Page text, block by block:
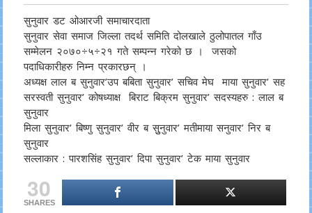
सुनुवार डट ओआरजी समाचारदाता
सुनुवार सेवा समाज जिल्ला तदर्थ समिति दोलखाले ठुलोपातल गाँउ
सम्मेलन २०७०÷५÷२१ गते सम्पन्न गरेको छ । जसको
पदाधिकारीहरु निम्न प्रकारछन् ।
अध्यक्ष लाल ब सुनुवार’उप बबिता सुनुवार’ सचिव मेघ माया सुनुवार’ सह
सरस्वती सुनुवार’ कोषध्याक्ष बिराट बिक्रम सुनुवार’ सदस्यहरु : लाल ब
सुनुवार
मिला सुनुवार’ बिष्णु सुनुवार’ वीर ब सुुनुवार’ मतीमाया सनुवार’ निर ब
सुनुवार
सल्लाकार : पारशसिंह सुनुवार’ दिपा सुनुवार’ टेक माया सुनुवार
30
SHARES